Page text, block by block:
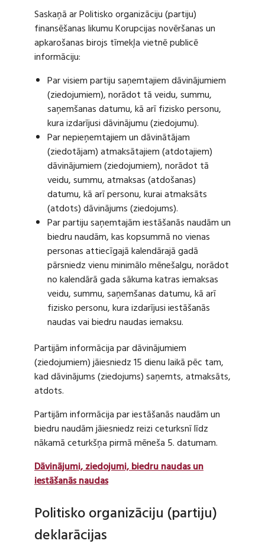
Saskaņā ar Politisko organizāciju (partiju)
finansēšanas likumu Korupcijas novēršanas un
apkarošanas birojs tīmekļa vietnē publicē
informāciju:
Par visiem partiju saņemtajiem dāvinājumiem
(ziedojumiem), norādot tā veidu, summu,
saņemšanas datumu, kā arī fizisko personu,
kura izdarījusi dāvinājumu (ziedojumu).
Par nepieņemtajiem un dāvinātājam
(ziedotājam) atmaksātajiem (atdotajiem)
dāvinājumiem (ziedojumiem), norādot tā
veidu, summu, atmaksas (atdošanas)
datumu, kā arī personu, kurai atmaksāts
(atdots) dāvinājums (ziedojums).
Par partiju saņemtajām iestāšanās naudām un
biedru naudām, kas kopsummā no vienas
personas attiecīgajā kalendārajā gadā
pārsniedz vienu minimālo mēnešalgu, norādot
no kalendārā gada sākuma katras iemaksas
veidu, summu, saņemšanas datumu, kā arī
fizisko personu, kura izdarījusi iestāšanās
naudas vai biedru naudas iemaksu.
Partijām informācija par dāvinājumiem
(ziedojumiem) jāiesniedz 15 dienu laikā pēc tam,
kad dāvinājums (ziedojums) saņemts, atmaksāts,
atdots.
Partijām informācija par iestāšanās naudām un
biedru naudām jāiesniedz reizi ceturksnī līdz
nākamā ceturkšņa pirmā mēneša 5. datumam.
Dāvinājumi, ziedojumi, biedru naudas un
iestāšanās naudas
Politisko organizāciju (partiju)
deklarācijas